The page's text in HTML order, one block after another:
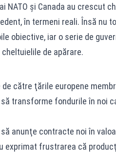
NATO şi Canada au crescut
în termeni reali. Însă nu
obiective, iar o serie de
de apărare.
către ţările europene
transforme fondurile în noi
anunţe contracte noi în
exprimat frustrarea că